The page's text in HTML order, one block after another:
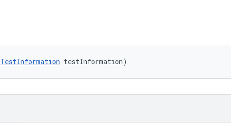
TestInformation testInformation)